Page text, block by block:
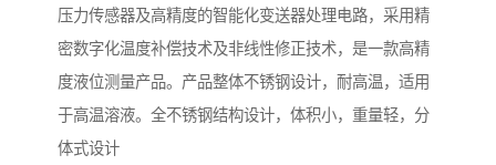
压力传感器及高精度的智能化变送器处理电路，采用精
密数字化温度补偿技术及非线性修正技术，是一款高精
度液位测量产品。产品整体不锈钢设计，耐高温，适用
于高温溶液。全不锈钢结构设计，体积小，重量轻，分
体式设计